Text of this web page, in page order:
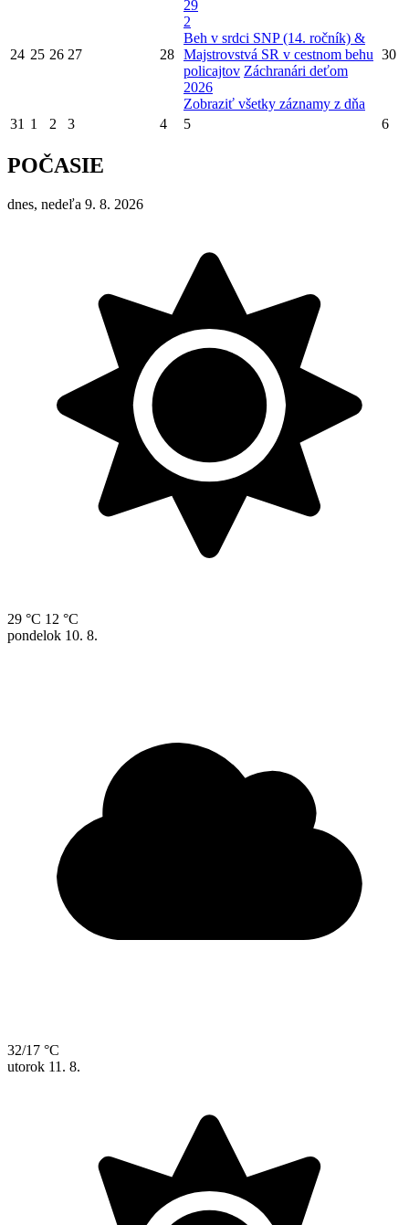
24 25 26 27 28
29
2
Beh v srdci SNP (14. ročník) &
Majstrovstvá SR v cestnom behu
policajtov Záchranári deťom
2026
Zobraziť všetky záznamy z dňa
30
31 1 2 3 4 5 6
POČASIE
dnes, nedeľa 9. 8. 2026
29 °C 12 °C
pondelok 10. 8.
32/17 °C
utorok 11. 8.